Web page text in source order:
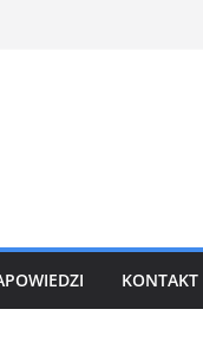
KONTAKT